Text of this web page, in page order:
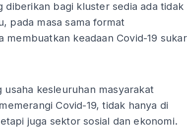
diberikan bagi kluster sedia ada tidak
pada masa sama format
membuatkan keadaan Covid-19 sukar
usaha kesleuruhan masyarakat
Covid-19, tidak hanya di
juga sektor sosial dan ekonomi.